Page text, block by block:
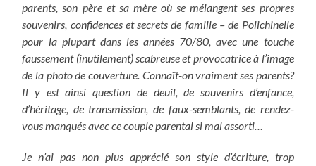
parents, son père et sa mère où se mélangent ses propres
souvenirs, confidences et secrets de famille – de Polichinelle
pour la plupart dans les années 70/80, avec une touche
faussement (inutilement) scabreuse et provocatrice à l’image
de la photo de couverture. Connaît-on vraiment ses parents?
Il y est ainsi question de deuil, de souvenirs d’enfance,
d’héritage, de transmission, de faux-semblants, de rendez-
vous manqués avec ce couple parental si mal assorti…
Je n’ai pas non plus apprécié son style d’écriture, trop